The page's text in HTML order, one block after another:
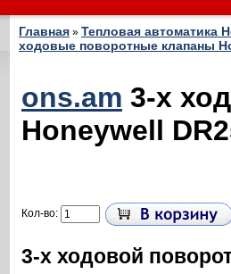
Главная » Тепловая автоматика
ходовые поворотные клапаны
ons.am 3-х
Honeywell
Кол-во:
3-х ходовой